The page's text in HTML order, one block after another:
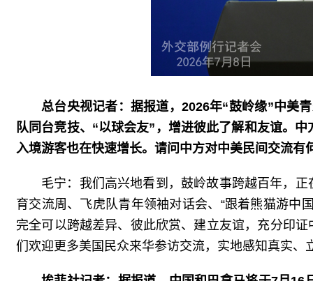
总台央视记者：据报道，2026年“鼓岭缘”中美
队同台竞技、“以球会友”，增进彼此了解和友谊。
入境游客也在快速增长。请问中方对中美民间交流有
毛宁：我们高兴地看到，鼓岭故事跨越百年，
育交流周、飞虎队青年领袖对话会、“跟着熊猫游中
完全可以跨越差异、彼此欣赏、建立友谊，充分印
们欢迎更多美国民众来华参访交流，实地感知真实